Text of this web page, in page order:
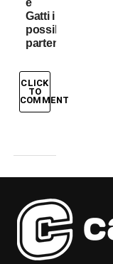
Gatti i
possibili
partenti
CLICK
TO
COMMENT